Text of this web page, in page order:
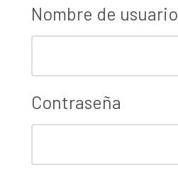
Nombre de usuario
Contraseña